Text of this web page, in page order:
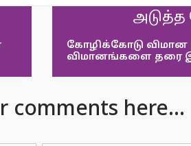
அடுத்த
கோழிக்கோடு விமான
விமானங்களை தரை
comments here...